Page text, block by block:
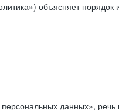
объясняет
данных», речь